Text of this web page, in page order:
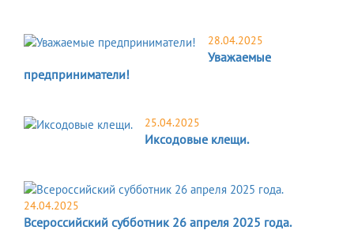
28.04.2025
Уважаемые
предприниматели!
25.04.2025
Иксодовые клещи.
24.04.2025
Всероссийский субботник 26 апреля 2025 года.